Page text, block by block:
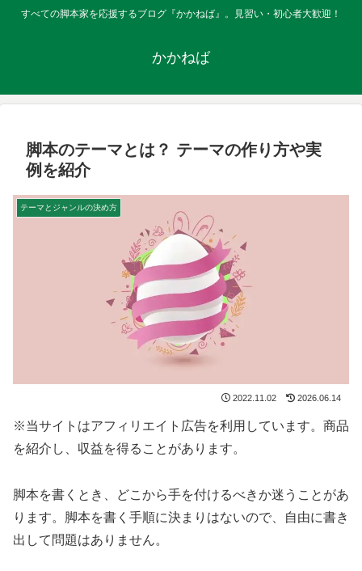
すべての脚本家を応援するブログ『かかねば』。見習い・初心者大歓迎！
かかねば
脚本のテーマとは？ テーマの作り方や実
例を紹介
テーマとジャンルの決め方
2022.11.02 2026.06.14
※当サイトはアフィリエイト広告を利用しています。商品
を紹介し、収益を得ることがあります。
脚本を書くとき、どこから手を付けるべきか迷うことがあ
ります。脚本を書く手順に決まりはないので、自由に書き
出して問題はありません。